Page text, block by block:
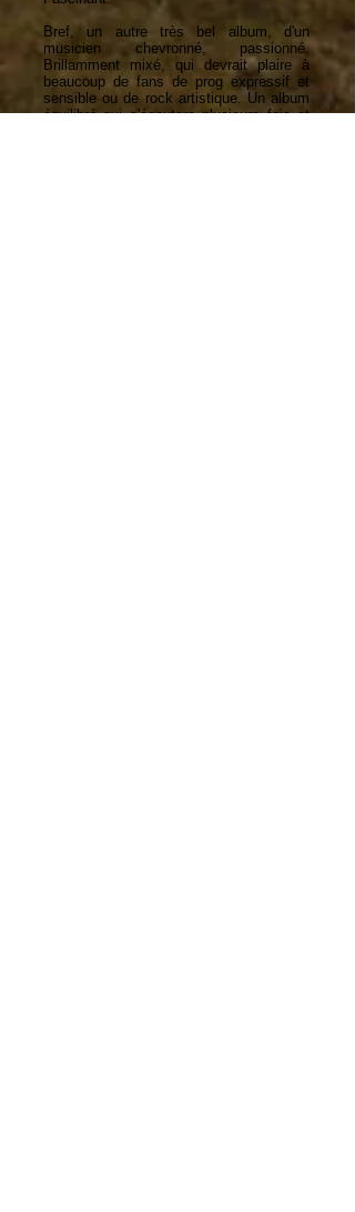
Bref, un autre très bel album, d'un
musicien chevronné, passionné.
Brillamment mixé, qui devrait plaire à
beaucoup de fans de prog expressif et
sensible ou de rock artistique. Un album
équilibré qui s'écoutera plusieurs fois et